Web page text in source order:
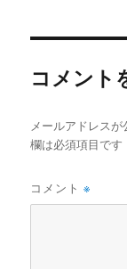
コメント
メールアドレスが
欄は必須項目です
コメント※